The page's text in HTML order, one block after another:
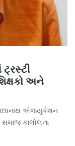
ટ્રસ્ટી
અને
એજ્યુકેશન
સમાજ કાલોલના